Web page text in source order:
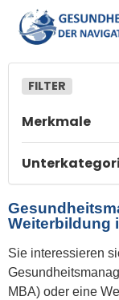
Merkmale
Weiterbildung
Sie interessieren
MBA) oder eine